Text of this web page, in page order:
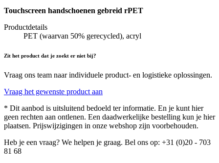
Touchscreen handschoenen gebreid rPET
Productdetails
PET (waarvan 50% gerecycled), acryl
Zit het product dat je zoekt er niet bij?
Vraag ons team naar individuele product- en logistieke oplossingen.
Vraag het gewenste product aan
* Dit aanbod is uitsluitend bedoeld ter informatie. En je kunt hier
geen rechten aan ontlenen. Een daadwerkelijke bestelling kun je hier
plaatsen. Prijswijzigingen in onze webshop zijn voorbehouden.
Heb je een vraag? We helpen je graag. Bel ons op: +31 (0)20 - 703
81 68